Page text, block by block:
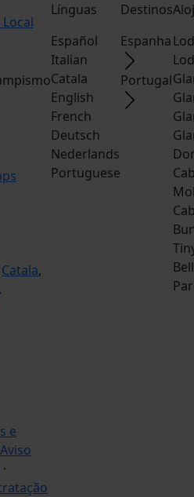
Catala,
,
e
Aviso
·
Línguas
Español
Italian
Catala
English
French
Deutsch
Nederlands
Portuguese
Destinos
Espanha
Portugal